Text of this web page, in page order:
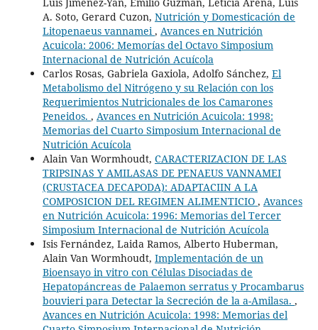
Luis Jimenez-Yan, Emilio Guzmán, Leticia Arena, Luis
A. Soto, Gerard Cuzon, Nutrición y Domesticación de
Litopenaeus vannamei, Avances en Nutrición
Acuicola: 2006: Memorías del Octavo Simposium
Internacional de Nutrición Acuícola
Carlos Rosas, Gabriela Gaxiola, Adolfo Sánchez, El
Metabolismo del Nitrógeno y su Relación con los
Requerimientos Nutricionales de los Camarones
Peneidos. , Avances en Nutrición Acuicola: 1998:
Memorias del Cuarto Simposium Internacional de
Nutrición Acuícola
Alain Van Wormhoudt, CARACTERIZACION DE LAS
TRIPSINAS Y AMILASAS DE PENAEUS VANNAMEI
(CRUSTACEA DECAPODA): ADAPTACIIN A LA
COMPOSICION DEL REGIMEN ALIMENTICIO , Avances
en Nutrición Acuicola: 1996: Memorias del Tercer
Simposium Internacional de Nutrición Acuícola
Isis Fernández, Laida Ramos, Alberto Huberman,
Alain Van Wormhoudt, Implementación de un
Bioensayo in vitro con Células Disociadas de
Hepatopáncreas de Palaemon serratus y Procambarus
bouvieri para Detectar la Secreción de la a-Amilasa. ,
Avances en Nutrición Acuicola: 1998: Memorias del